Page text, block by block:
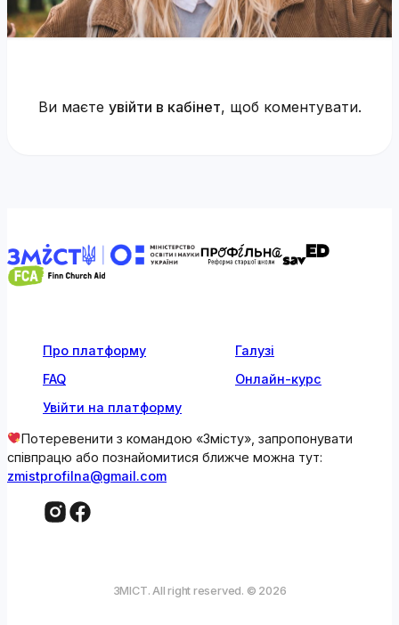
Ви маєте увійти в кабінет, щоб коментувати.
Про платформу
Галузі
FAQ
Онлайн-курс
Увійти на платформу
Потеревенити з командою «Змісту», запропонувати
співпрацю або познайомитися ближче можна тут:
zmistprofilna@gmail.com
ЗМІСТ. All right reserved. © 2026